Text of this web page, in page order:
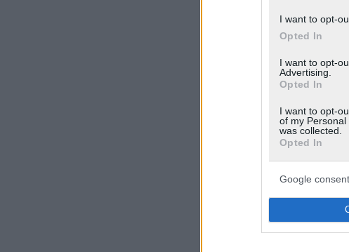
I want to opt-
Opted In
I want to opt-
Advertising.
Opted In
I want to opt-
of my
was collected.
Opted In
Google